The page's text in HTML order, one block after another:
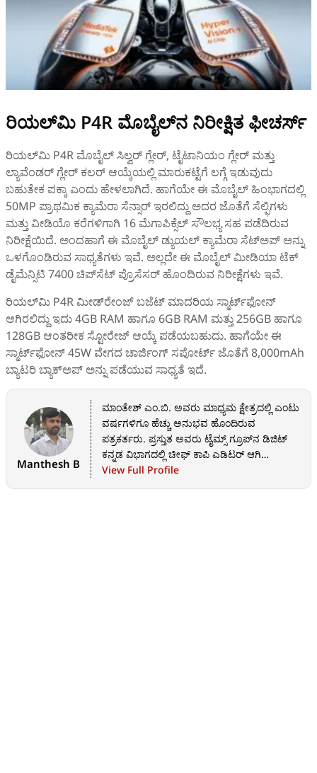
ರಿಯಲ್‌ಮಿ P4R ಮೊಬೈಲ್‌ನ ನಿರೀಕ್ಷಿತ ಫೀಚರ್ಸ್‌
ರಿಯಲ್‌ಮಿ P4R ಮೊಬೈಲ್‌ ಸಿಲ್ವರ್ ಗ್ಲೇರ್, ಟೈಟಾನಿಯಂ ಗ್ಲೇರ್ ಮತ್ತು
ಲ್ಯಾವೆಂಡರ್ ಗ್ಲೇರ್ ಕಲರ್‌ ಆಯ್ಕೆಯಲ್ಲಿ ಮಾರುಕಟ್ಟೆಗೆ ಲಗ್ಗೆ ಇಡುವುದು
ಬಹುತೇಕ ಪಕ್ಕಾ ಎಂದು ಹೇಳಲಾಗಿದೆ. ಹಾಗೆಯೇ ಈ ಮೊಬೈಲ್‌ ಹಿಂಭಾಗದಲ್ಲಿ
50MP ಪ್ರಾಥಮಿಕ ಕ್ಯಾಮೆರಾ ಸೆನ್ಸಾರ್‌ ಇರಲಿದ್ದು ಅದರ ಜೊತೆಗೆ ಸೆಲ್ಫಿಗಳು
ಮತ್ತು ವೀಡಿಯೊ ಕರೆಗಳಿಗಾಗಿ 16 ಮೆಗಾಪಿಕ್ಸೆಲ್ ಸೌಲಭ್ಯ ಸಹ ಪಡೆದಿರುವ
ನಿರೀಕ್ಷೆಯಿದೆ. ಅಂದಹಾಗೆ ಈ ಮೊಬೈಲ್‌ ಡ್ಯುಯಲ್ ಕ್ಯಾಮೆರಾ ಸೆಟ್‌ಅಪ್‌ ಅನ್ನು
ಒಳಗೊಂಡಿರುವ ಸಾಧ್ಯತೆಗಳು ಇವೆ. ಅಲ್ಲದೇ ಈ ಮೊಬೈಲ್‌ ಮೀಡಿಯಾ ಟೆಕ್‌
ಡೈಮೆನ್ಸಿಟಿ 7400 ಚಿಪ್‌ಸೆಟ್‌ ಪ್ರೊಸೆಸರ್‌ ಹೊಂದಿರುವ ನಿರೀಕ್ಷೆಗಳು ಇವೆ.
ರಿಯಲ್‌ಮಿ P4R ಮೀಡ್‌ರೇಂಜ್‌ ಬಜೆಟ್‌ ಮಾದರಿಯ ಸ್ಮಾರ್ಟ್‌ಫೋನ್‌
ಆಗಿರಲಿದ್ದು ಇದು 4GB RAM ಹಾಗೂ 6GB RAM ಮತ್ತು 256GB ಹಾಗೂ
128GB ಆಂತರೀಕ ಸ್ಟೋರೇಜ್‌ ಆಯ್ಕೆ ಪಡೆಯಬಹುದು. ಹಾಗೆಯೇ ಈ
ಸ್ಮಾರ್ಟ್‌ಫೋನ್ 45W ವೇಗದ ಚಾರ್ಜಿಂಗ್ ಸಪೋರ್ಟ್‌ ಜೊತೆಗೆ 8,000mAh
ಬ್ಯಾಟರಿ ಬ್ಯಾಕ್‌ಅಪ್‌ ಅನ್ನು ಪಡೆಯುವ ಸಾಧ್ಯತೆ ಇದೆ.
Manthesh B
ಮಾಂತೇಶ್ ಎಂ.ಬಿ. ಅವರು ಮಾಧ್ಯಮ ಕ್ಷೇತ್ರದಲ್ಲಿ ಎಂಟು
ವರ್ಷಗಳಿಗೂ ಹೆಚ್ಚು ಅನುಭವ ಹೊಂದಿರುವ
ಪತ್ರಕರ್ತರು. ಪ್ರಸ್ತುತ ಅವರು ಟೈಮ್ಸ್ ಗ್ರೂಪ್‌ನ ಡಿಜಿಟ್
ಕನ್ನಡ ವಿಭಾಗದಲ್ಲಿ ಚೀಫ್ ಕಾಪಿ ಎಡಿಟರ್ ಆಗಿ
ಕಾರ್ಯನಿರ್ವಹಿಸುತ್ತಿದ್ದಾರೆ. ಪತ್ರಿಕೆ, ಟಿವಿ ಹಾಗೂ ವೆಬ್
View Full Profile